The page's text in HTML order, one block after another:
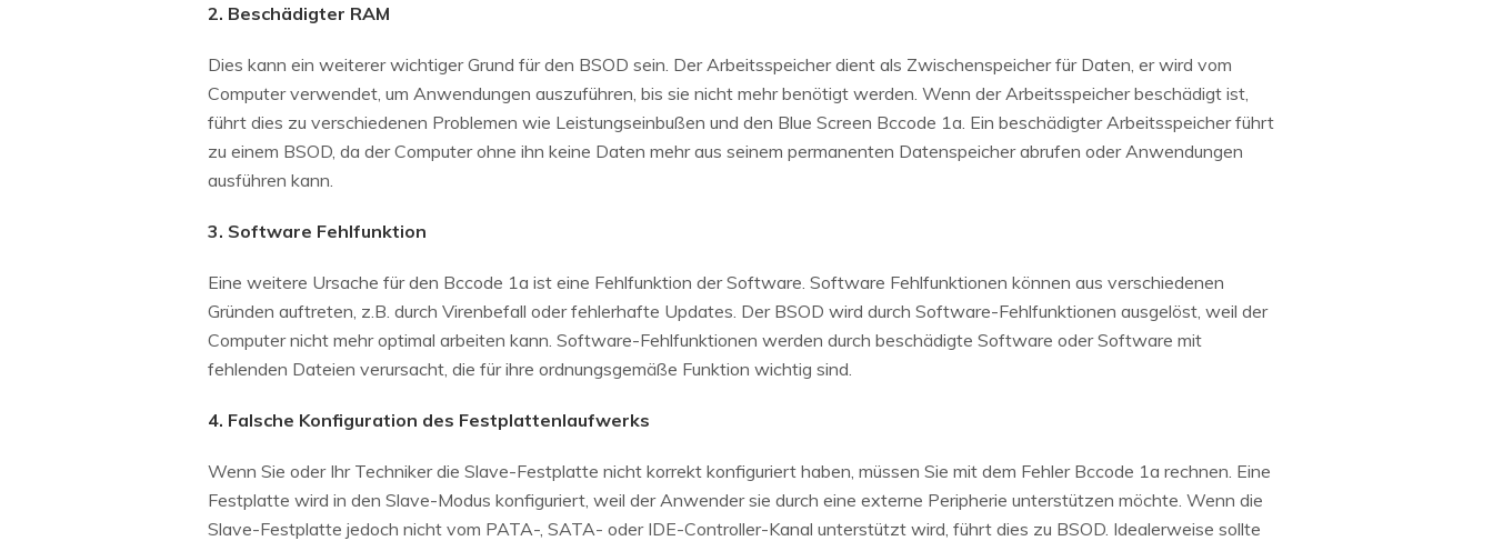
2. Beschädigter RAM
Dies kann ein weiterer wichtiger Grund für den BSOD sein. Der Arbeitsspeicher dient als Zwischenspeicher für Daten, er wird vom
Computer verwendet, um Anwendungen auszuführen, bis sie nicht mehr benötigt werden. Wenn der Arbeitsspeicher beschädigt ist,
führt dies zu verschiedenen Problemen wie Leistungseinbußen und den Blue Screen Bccode 1a. Ein beschädigter Arbeitsspeicher führt
zu einem BSOD, da der Computer ohne ihn keine Daten mehr aus seinem permanenten Datenspeicher abrufen oder Anwendungen
ausführen kann.
3. Software Fehlfunktion
Eine weitere Ursache für den Bccode 1a ist eine Fehlfunktion der Software. Software Fehlfunktionen können aus verschiedenen
Gründen auftreten, z.B. durch Virenbefall oder fehlerhafte Updates. Der BSOD wird durch Software-Fehlfunktionen ausgelöst, weil der
Computer nicht mehr optimal arbeiten kann. Software-Fehlfunktionen werden durch beschädigte Software oder Software mit
fehlenden Dateien verursacht, die für ihre ordnungsgemäße Funktion wichtig sind.
4. Falsche Konfiguration des Festplattenlaufwerks
Wenn Sie oder Ihr Techniker die Slave-Festplatte nicht korrekt konfiguriert haben, müssen Sie mit dem Fehler Bccode 1a rechnen. Eine
Festplatte wird in den Slave-Modus konfiguriert, weil der Anwender sie durch eine externe Peripherie unterstützen möchte. Wenn die
Slave-Festplatte jedoch nicht vom PATA-, SATA- oder IDE-Controller-Kanal unterstützt wird, führt dies zu BSOD. Idealerweise sollte